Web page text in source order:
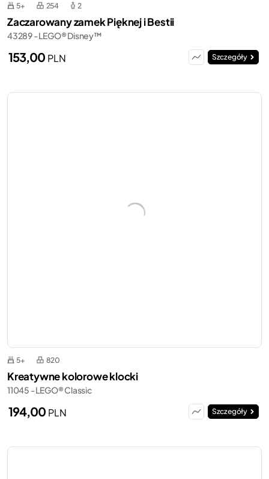
5+ 254 2
Zaczarowany zamek Pięknej i Bestii
43289 - LEGO® Disney™
153,00 PLN Szczegóły
5+ 820
Kreatywne kolorowe klocki
11045 - LEGO® Classic
194,00 PLN Szczegóły